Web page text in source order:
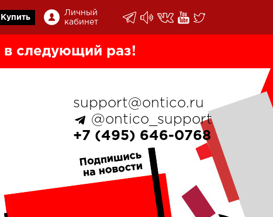
Купить
Личный
кабинет
в следующий раз!
support@ontico.ru
@ontico_support
+7 (495) 646-0768